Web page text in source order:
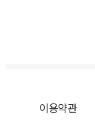
이용약관